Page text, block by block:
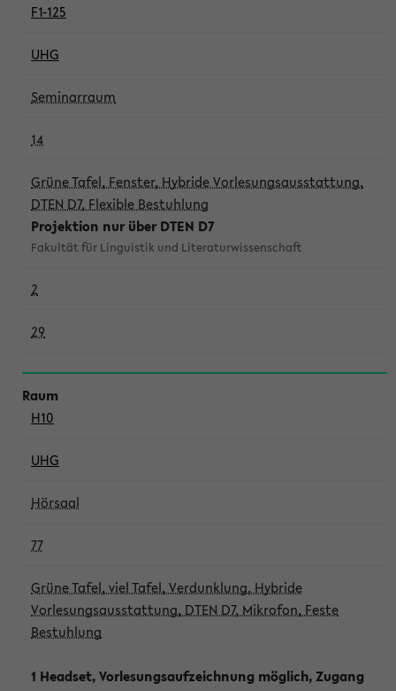
F1-125
UHG
Seminarraum
14
Grüne Tafel, Fenster, Hybride Vorlesungsausstattung,
DTEN D7, Flexible Bestuhlung
Projektion nur über DTEN D7
Fakultät für Linguistik und Literaturwissenschaft
2
29
H10
UHG
Hörsaal
77
Grüne Tafel, viel Tafel, Verdunklung, Hybride
Vorlesungsausstattung, DTEN D7, Mikrofon, Feste
Bestuhlung
1 Headset, Vorlesungsaufzeichnung möglich, Zugang